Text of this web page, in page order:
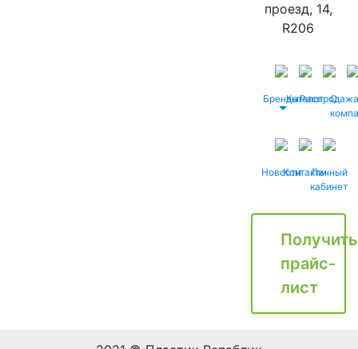
проезд, 14,
R206
БрендыКаталог
Распродажа
О
НовостиКонтактыЛичный
кабинет
Получить
прайс-
лист